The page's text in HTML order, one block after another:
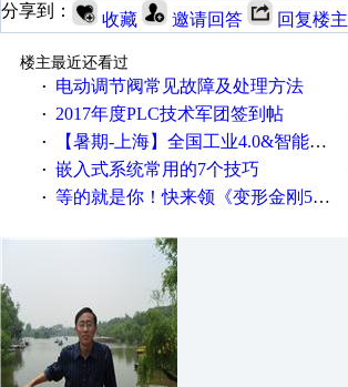
分享到：
收藏 邀请回答 回复楼主
楼主最近还看过
·
电动调节阀常见故障及处理方法
· 2017年度PLC技术军团签到帖
· 【暑期-上海】全国工业4.0&智能制造高级培训班通知！
· 嵌入式系统常用的7个技巧
· 等的就是你！快来领《变形金刚5》观影券